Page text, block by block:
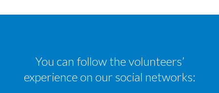
You can follow the volunteers’
experience on our social networks: